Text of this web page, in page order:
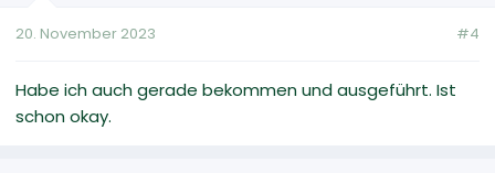
20. November 2023 #4
Habe ich auch gerade bekommen und ausgeführt. Ist
schon okay.